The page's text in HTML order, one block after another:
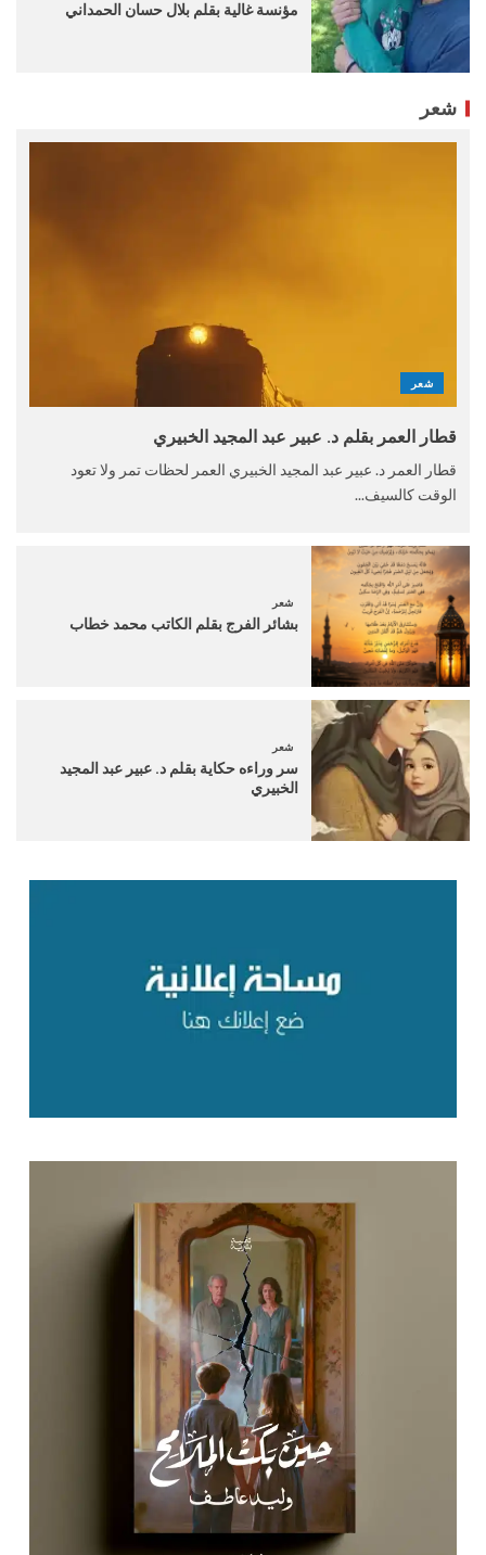
مؤنسة غالية بقلم بلال حسان الحمداني
شعر
شعر
قطار العمر بقلم د. عبير عبد المجيد الخبيري
قطار العمر د. عبير عبد المجيد الخبيري العمر لحظات تمر ولا تعود
الوقت كالسيف...
شعر
بشائر الفرج بقلم الكاتب محمد خطاب
شعر
سر وراءه حكاية بقلم د. عبير عبد المجيد
الخبيري